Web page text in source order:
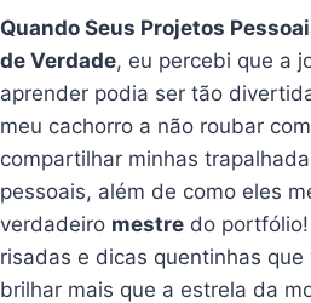
Quando Seus Projetos
de Verdade, eu percebi que a
aprender podia ser tão
meu cachorro a não roubar
compartilhar minhas
pessoais, além de como eles
verdadeiro mestre do
risadas e dicas quentinhas
brilhar mais que a estrela da